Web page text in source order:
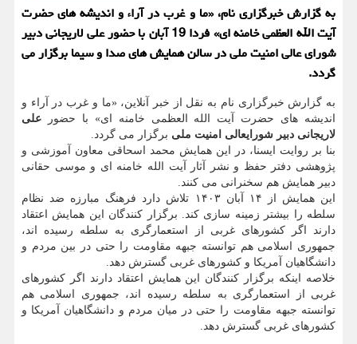
به گزارش خبرگزاری نام، «ما و غرب در آراء و اندیشه های حضرت
آیت الله العظمی خامنه ای» فردا 19 آبان با حضور علی لاریجانی دبیر
شورای عالی امنیت ملی در سالن همایش های صدا و سیما برگزار می
گردد.
به گزارش خبرگزاری نام به نقل از خبر آنلاین، «ما و غرب در آراء و
اندیشه های حضرت آیت الله العظمی خامنه ای» با حضور
علی
لاریجانی دبیر شورایعالی امنیت ملی برگزار می گردد.
بنا بر روایت ایسنا، در این همایش محمد اسحاقی معاون آموزشی و
پژوهشی دفتر حفظ و نشر آثار آیت الله خامنه ای و موسی حقانی
دبیر همایش هم سخنرانی می کنند.
این همایش از ۱۴ آبان ۱۴۰۳ تلاش دارد فرهنگ مبارزه ضد نظام
سلطه را بیشتر زمینه سازی کند. برگزار کنندگان این همایش اعتقاد
دارند اگر کشورهای غربی از استعمارگری به سلطه رسیده اند،
جمهوری اسلامی هم توانسته جبهه مقاومت را حتی در بین مردم و
دانشگاهیان آمریکا و کشورهای غربی گسترش دهد.
خلاصه اینکه برگزار کنندگان این همایش اعتقاد دارند اگر کشورهای
غربی از استعمارگری به سلطه رسیده اند، جمهوری اسلامی هم
توانسته جبهه مقاومت را حتی در میان مردم و دانشگاهیان آمریکا و
کشورهای غربی گسترش دهد.